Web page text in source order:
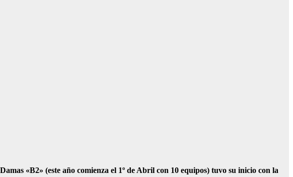
«B2» (este año comienza el 1º de Abril con 10 equipos) tuvo su inicio con la